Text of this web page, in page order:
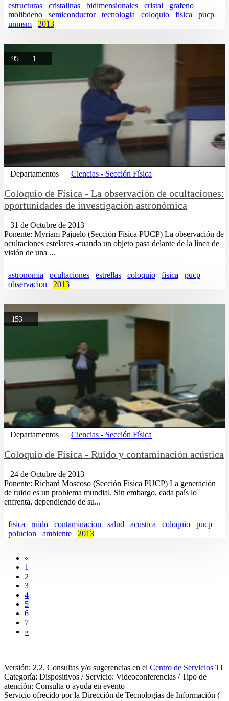
estructuras cristalinas bidimensionales cristal
grafeno
molibdeno
semiconductor tecnologia coloquio fisica
pucp
unmsm
2013
95 1
Departamentos Ciencias - Sección Física
Coloquio de Física - La observación de ocultaciones:
oportunidades de investigación astronómica
31 de Octubre de 2013
Ponente: Myriam Pajuelo (Sección Física PUCP) La observación de
ocultaciones estelares -cuando un objeto pasa delante de la línea de
visión de una ...
astronomia ocultaciones estrellas coloquio fisica
pucp
observacion
2013
153
Departamentos Ciencias - Sección Física
Coloquio de Física - Ruido y contaminación acústica
24 de Octubre de 2013
Ponente: Richard Moscoso (Sección Física PUCP) La generación
de ruido es un problema mundial. Sin embargo, cada país lo
enfrenta, dependiendo de su...
fisica ruido contaminacion salud acustica coloquio
pucp
polucion
ambiente 2013
«
1
2
3
4
5
6
7
»
Versión: 2.2. Consultas y/o sugerencias en el Centro de Servicios TI
Categoría: Dispositivos / Servicio: Videoconferencias / Tipo de
atención: Consulta o ayuda en evento
Servicio ofrecido por la Dirección de Tecnologías de Información (